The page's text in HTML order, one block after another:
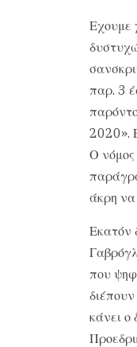
Εχουμε
παρ. 3
2020».
Ο
άκρη να
Εκατόν
που
κάνει ο